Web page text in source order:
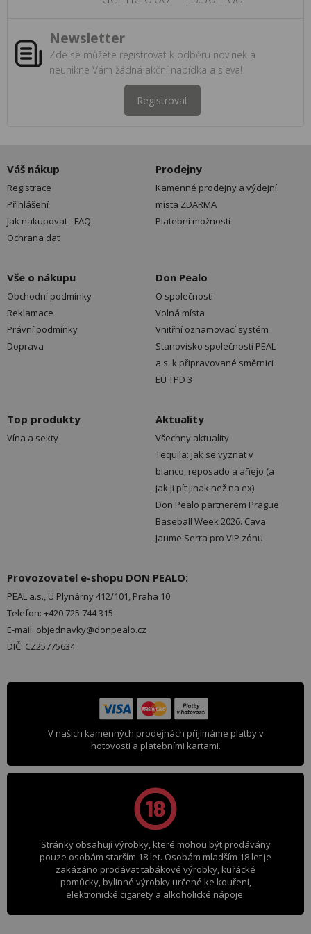
Newsletter
Zde se můžete registrovat k odběru novinek a
neunikne Vám žádná akční nabídka a sleva!
Registrovat
Váš nákup
Registrace
Přihlášení
Jak nakupovat - FAQ
Ochrana dat
Prodejny
Kamenné prodejny a výdejní
místa ZDARMA
Platební možnosti
Vše o nákupu
Obchodní podmínky
Reklamace
Právní podmínky
Doprava
Don Pealo
O společnosti
Volná místa
Vnitřní oznamovací systém
Stanovisko společnosti PEAL
a.s. k připravované směrnici
EU TPD 3
Top produkty
Vína a sekty
Aktuality
Všechny aktuality
Tequila: jak se vyznat v
blanco, reposado a añejo (a
jak ji pít jinak než na ex)
Don Pealo partnerem Prague
Baseball Week 2026. Cava
Jaume Serra pro VIP zónu
Provozovatel e-shopu DON PEALO:
PEAL a.s., U Plynárny 412/101, Praha 10
Telefon: +420 725 744 315
E-mail: objednavky@donpealo.cz
DIČ: CZ25775634
V našich kamenných prodejnách přijímáme platby v
hotovosti a platebními kartami.
Stránky obsahují výrobky, které mohou být prodávány
pouze osobám starším 18 let. Osobám mladším 18 let je
zakázáno prodávat tabákové výrobky, kuřácké
pomůcky, bylinné výrobky určené ke kouření,
elektronické cigarety a alkoholické nápoje.